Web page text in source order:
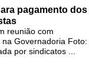
pagamento dos
reunião com
Governadoria Foto:
por sindicatos ...